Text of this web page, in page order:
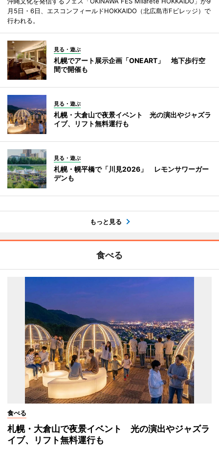
月5日・6日、エスコンフィールドHOKKAIDO（北広島市Fビレッジ）で
行われる。
見る・遊ぶ
札幌でアート展示企画「ONEART」 地下歩行空
間で開催も
見る・遊ぶ
札幌・大倉山で夜景イベント 光の演出やジャズラ
イブ、リフト無料運行も
見る・遊ぶ
札幌・幌平橋で「川見2026」 レモンサワーガー
デンも
もっと見る
食べる
食べる
札幌・大倉山で夜景イベント 光の演出やジャズラ
イブ、リフト無料運行も